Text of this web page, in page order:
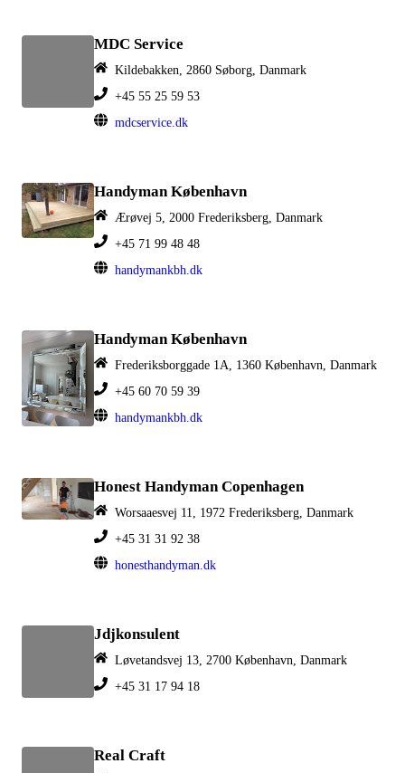
MDC Service
Kildebakken, 2860 Søborg, Danmark
+45 55 25 59 53
mdcservice.dk
Handyman København
Ærøvej 5, 2000 Frederiksberg, Danmark
+45 71 99 48 48
handymankbh.dk
Handyman København
Frederiksborggade 1A, 1360 København, Danmark
+45 60 70 59 39
handymankbh.dk
Honest Handyman Copenhagen
Worsaaesvej 11, 1972 Frederiksberg, Danmark
+45 31 31 92 38
honesthandyman.dk
Jdjkonsulent
Løvetandsvej 13, 2700 København, Danmark
+45 31 17 94 18
Real Craft